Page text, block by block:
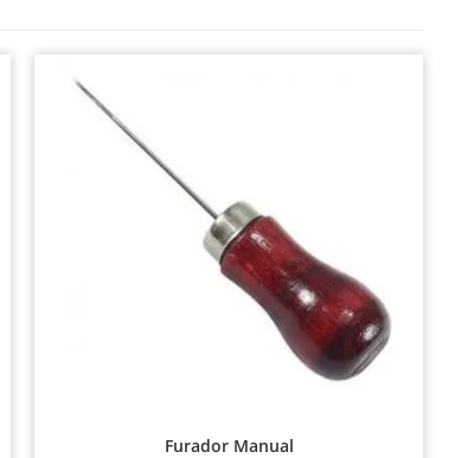
Furador Manual